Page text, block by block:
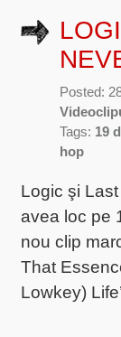
Posted:
Tags: 19
hop
Logic şi
avea loc pe
nou clip
That
Lowkey)